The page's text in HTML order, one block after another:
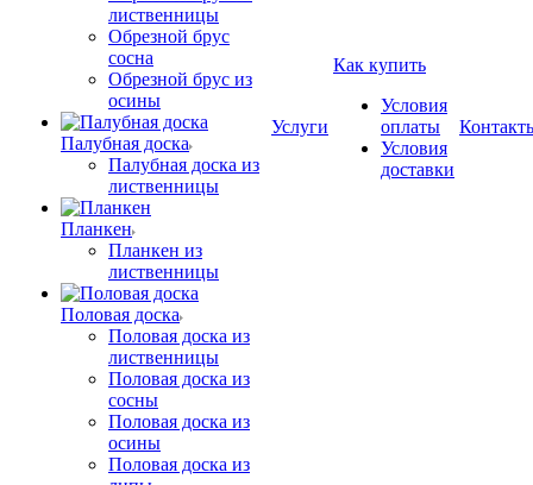
лиственницы
Обрезной брус
сосна
Обрезной брус из
осины
Палубная доска
Палубная доска из
лиственницы
Планкен
Планкен из
лиственницы
Половая доска
Половая доска из
лиственницы
Половая доска из
сосны
Половая доска из
осины
Половая доска из
Услуги
Как купить
Условия
оплаты
Условия
доставки